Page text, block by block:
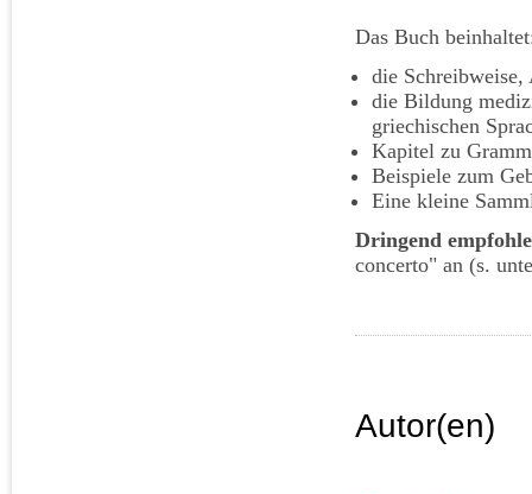
Das Buch
die
die Bildung
griechischen
Kapitel zu
Beispiele zum
Eine kleine
Dringend
concerto" an (s.
Autor(en)